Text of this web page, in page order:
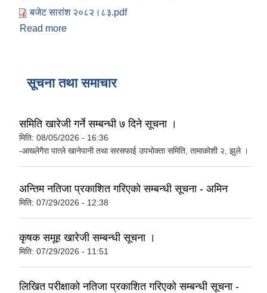
बजेट सारांश २०८२।८३.pdf
Read more
सूचना तथा समाचार
समिति खारेजी गर्ने सम्बन्धी ७ दिने सूचना ।
मिति: 08/05/2026 - 16:36
-आख्लेगैरा पात्ले खानेपानी तथा सरसफाई उपभोक्ता समिति, तामाकोशी २, झुले ।
अन्तिम नतिजा प्रकाशित गरिएको सम्बन्धी सूचना - अमिन
मिति: 07/29/2026 - 12:38
कृषक समूह खारेजी सम्बन्धी सूचना ।
मिति: 07/29/2026 - 11:51
लिखित परीक्षाको नतिजा प्रकाशित गरिएको सम्बन्धी सूचना -